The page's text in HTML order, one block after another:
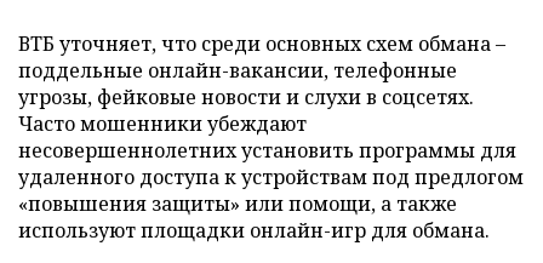
ВТБ уточняет, что среди основных схем обмана –
поддельные онлайн-вакансии, телефонные
угрозы, фейковые новости и слухи в соцсетях.
Часто мошенники убеждают
несовершеннолетних установить программы для
удаленного доступа к устройствам под предлогом
«повышения защиты» или помощи, а также
используют площадки онлайн-игр для обмана.